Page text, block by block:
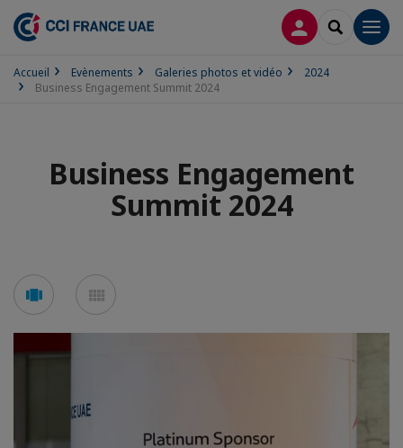
CONNEXION
Accueil Evènements Galeries photos et vidéo
2024
Business Engagement Summit 2024
Business Engagement
Summit 2024
Voir
en
en